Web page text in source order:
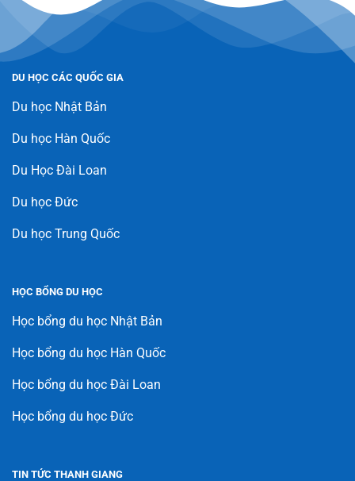
DU HỌC CÁC QUỐC GIA
Du học Nhật Bản
Du học Hàn Quốc
Du Học Đài Loan
Du học Đức
Du học Trung Quốc
HỌC BỔNG DU HỌC
Học bổng du học Nhật Bản
Học bổng du học Hàn Quốc
Học bổng du học Đài Loan
Học bổng du học Đức
TIN TỨC THANH GIANG